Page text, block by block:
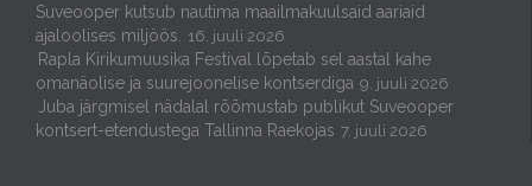
Suveooper kutsub nautima maailmakuulsaid aariaid
ajaloolises miljöös. 16. juuli 2026
Rapla Kirikumuusika Festival lõpetab sel aastal kahe
omanäolise ja suurejoonelise kontserdiga 9. juuli 2026
Juba järgmisel nädalal rõõmustab publikut Suveooper
kontsert-etendustega Tallinna Raekojas 7. juuli 2026